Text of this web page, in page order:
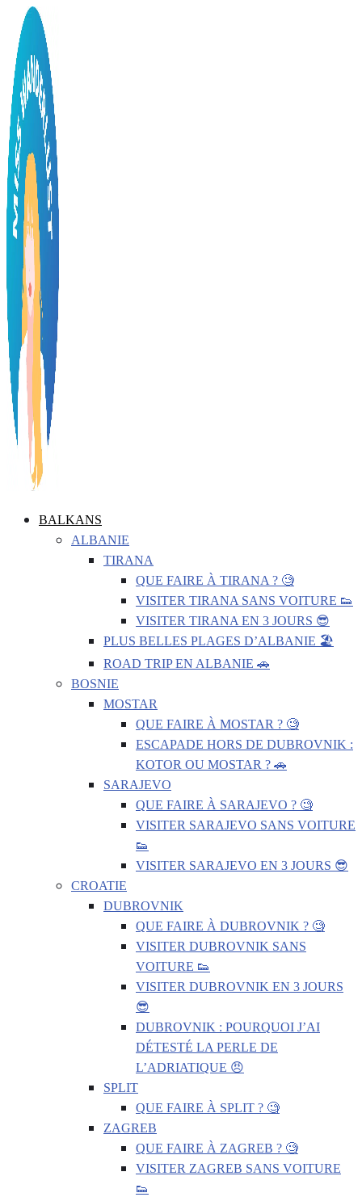
BALKANS
ALBANIE
TIRANA
QUE FAIRE À TIRANA ? 🧐
VISITER TIRANA SANS VOITURE 👟
VISITER TIRANA EN 3 JOURS 😎
PLUS BELLES PLAGES D’ALBANIE 🏖️
ROAD TRIP EN ALBANIE 🚗
BOSNIE
MOSTAR
QUE FAIRE À MOSTAR ? 🧐
ESCAPADE HORS DE DUBROVNIK :
KOTOR OU MOSTAR ? 🚗
SARAJEVO
QUE FAIRE À SARAJEVO ? 🧐
VISITER SARAJEVO SANS VOITURE
👟
VISITER SARAJEVO EN 3 JOURS 😎
CROATIE
DUBROVNIK
QUE FAIRE À DUBROVNIK ? 🧐
VISITER DUBROVNIK SANS
VOITURE 👟
VISITER DUBROVNIK EN 3 JOURS
😎
DUBROVNIK : POURQUOI J’AI
DÉTESTÉ LA PERLE DE
L’ADRIATIQUE 😠
SPLIT
QUE FAIRE À SPLIT ? 🧐
ZAGREB
QUE FAIRE À ZAGREB ? 🧐
VISITER ZAGREB SANS VOITURE
👟